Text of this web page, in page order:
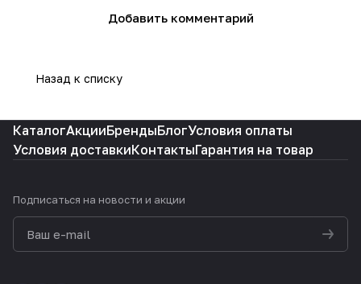
Добавить комментарий
Назад к списку
КаталогАкцииБрендыБлогУсловия оплаты
Условия доставкиКонтактыГарантия на товар
Подписаться на новости и акции